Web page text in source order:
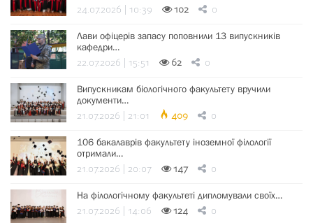
24.07.2026 | 10:39 102 0
Лави офіцерів запасу поповнили 13 випускників
кафедри…
22.07.2026 | 15:51 62 0
Випускникам біологічного факультету вручили
документи…
21.07.2026 | 21:01 409 0
106 бакалаврів факультету іноземної філології
отримали…
21.07.2026 | 20:07 147 0
На філологічному факультеті дипломували своїх…
21.07.2026 | 14:06 124 0